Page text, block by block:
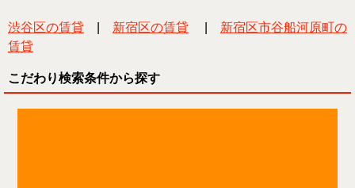
渋谷区の賃貸 新宿区の賃貸
新宿区市谷船河原町の
賃貸
こだわり検索条件から探す